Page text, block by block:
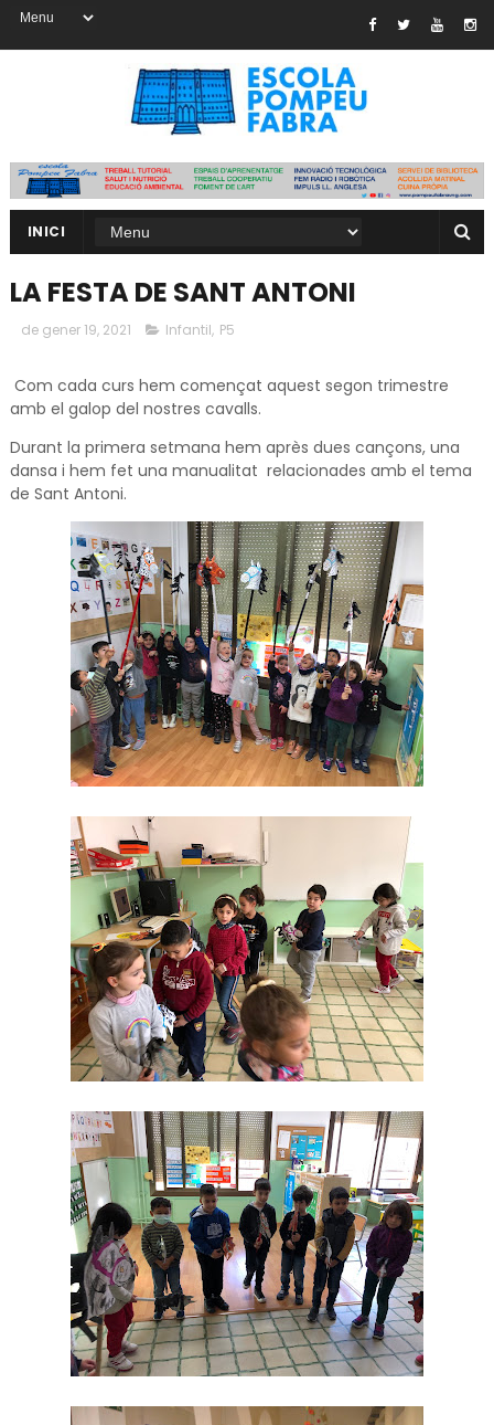
INICI
LA FESTA DE SANT ANTONI
de gener 19, 2021 Infantil, P5
Com cada curs hem començat aquest segon trimestre
amb el galop del nostres cavalls.
Durant la primera setmana hem après dues cançons, una
dansa i hem fet una manualitat relacionades amb el tema
de Sant Antoni.